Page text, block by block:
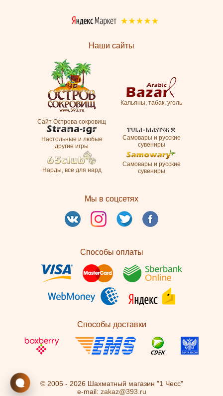
Наши сайты
Сайт Острова сокровищ
Кальяны, табак, уголь
Настольные и любые
другие игры
Самовары и русские
сувениры
Нарды, все для нард
Самовары и русские
сувениры
Мы в соцсетях
Способы оплаты
Способы доставки
© 2005 - 2026 Шахматный магазин "1 Чесс"
e-mail: zakaz@393.ru